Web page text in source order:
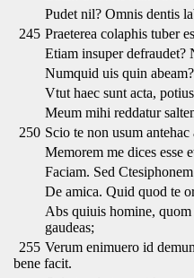
Pudet nil? Omnis dentis
245 Praeterea colaphis tuber
Etiam insuper defraudet?
Numquid uis quin
Vtut haec sunt acta,
Meum mihi reddatur
250 Scio te non usum antehac
Memorem me dices esse
Faciam. Sed
De amica. Quid quod te
Abs quiuis homine,
gaudeas;
255 Verum enimuero id
bene facit.